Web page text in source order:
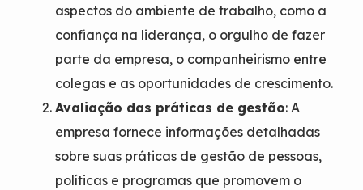
aspectos do ambiente de trabalho, como a
confiança na liderança, o orgulho de fazer
parte da empresa, o companheirismo entre
colegas e as oportunidades de crescimento.
Avaliação das práticas de gestão: A
empresa fornece informações detalhadas
sobre suas práticas de gestão de pessoas,
políticas e programas que promovem o